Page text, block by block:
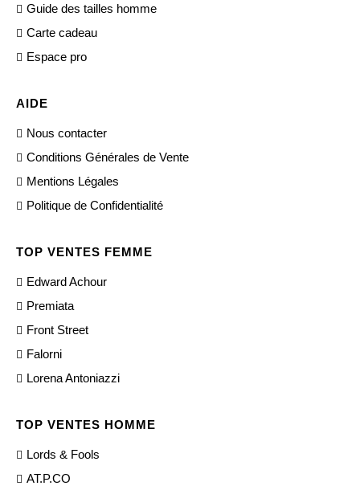
Guide des tailles homme
Carte cadeau
Espace pro
AIDE
Nous contacter
Conditions Générales de Vente
Mentions Légales
Politique de Confidentialité
TOP VENTES FEMME
Edward Achour
Premiata
Front Street
Falorni
Lorena Antoniazzi
TOP VENTES HOMME
Lords & Fools
AT.P.CO